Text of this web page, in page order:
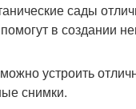
сады
в создании
устроить
снимки.